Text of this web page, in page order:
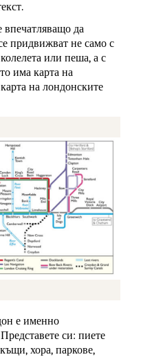
впечатляващо да
придвижват не само с
или пеша, а с
има карта на
на лондонските
е именно
си: пиете
хора, паркове,